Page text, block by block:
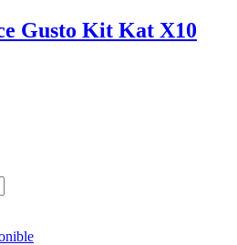
Gusto Kit Kat X10